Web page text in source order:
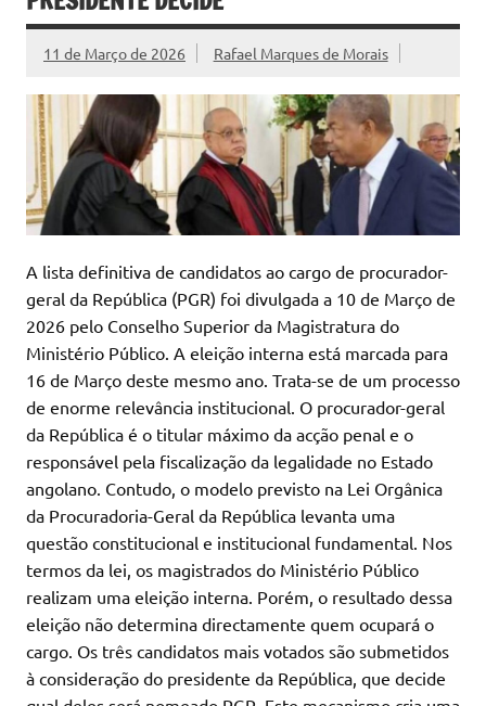
11 de Março de 2026 Rafael Marques de Morais
A lista definitiva de candidatos ao cargo de procurador-
geral da República (PGR) foi divulgada a 10 de Março de
2026 pelo Conselho Superior da Magistratura do
Ministério Público. A eleição interna está marcada para
16 de Março deste mesmo ano. Trata-se de um processo
de enorme relevância institucional. O procurador-geral
da República é o titular máximo da acção penal e o
responsável pela fiscalização da legalidade no Estado
angolano. Contudo, o modelo previsto na Lei Orgânica
da Procuradoria-Geral da República levanta uma
questão constitucional e institucional fundamental. Nos
termos da lei, os magistrados do Ministério Público
realizam uma eleição interna. Porém, o resultado dessa
eleição não determina directamente quem ocupará o
cargo. Os três candidatos mais votados são submetidos
à consideração do presidente da República, que decide